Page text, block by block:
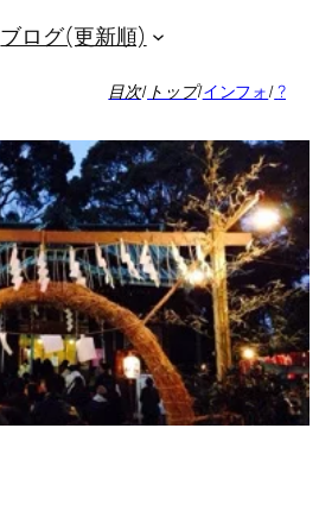
ブログ(更新順)
目次/ トップ/インフォ/?